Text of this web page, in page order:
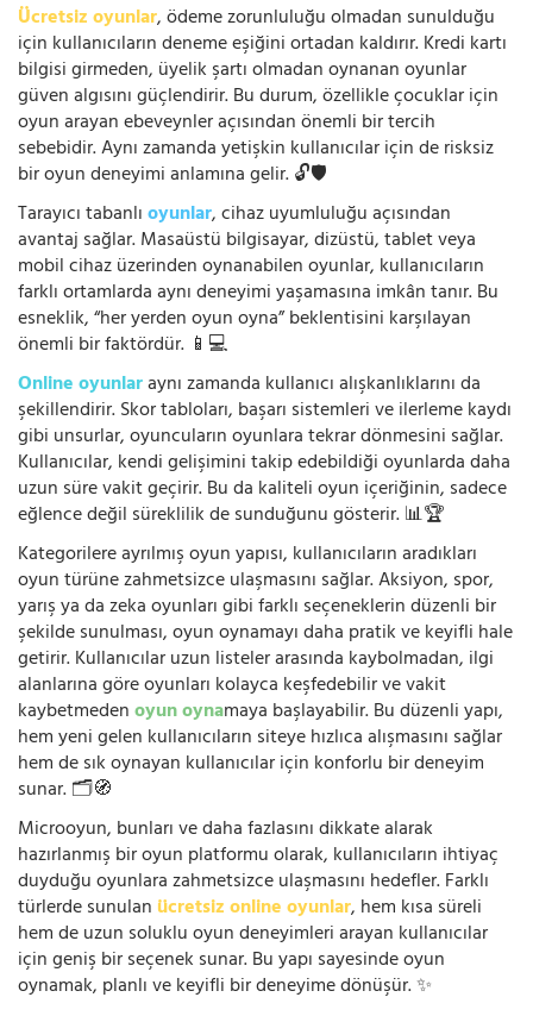
Ücretsiz oyunlar, ödeme zorunluluğu olmadan sunulduğu
için kullanıcıların deneme eşiğini ortadan kaldırır. Kredi kartı
bilgisi girmeden, üyelik şartı olmadan oynanan oyunlar
güven algısını güçlendirir. Bu durum, özellikle çocuklar için
oyun arayan ebeveynler açısından önemli bir tercih
sebebidir. Aynı zamanda yetişkin kullanıcılar için de risksiz
bir oyun deneyimi anlamına gelir. 🔓🛡️
Tarayıcı tabanlıoyunlar, cihaz uyumluluğu açısından
avantaj sağlar. Masaüstü bilgisayar, dizüstü, tablet veya
mobil cihaz üzerinden oynanabilen oyunlar, kullanıcıların
farklı ortamlarda aynı deneyimi yaşamasına imkân tanır. Bu
esneklik, “her yerden oyun oyna” beklentisini karşılayan
önemli bir faktördür. 📱💻
Online oyunlaraynı zamanda kullanıcı alışkanlıklarını da
şekillendirir. Skor tabloları, başarı sistemleri ve ilerleme kaydı
gibi unsurlar, oyuncuların oyunlara tekrar dönmesini sağlar.
Kullanıcılar, kendi gelişimini takip edebildiği oyunlarda daha
uzun süre vakit geçirir. Bu da kaliteli oyun içeriğinin, sadece
eğlence değil süreklilik de sunduğunu gösterir. 📊🏆
Kategorilere ayrılmış oyun yapısı, kullanıcıların aradıkları
oyun türüne zahmetsizce ulaşmasını sağlar. Aksiyon, spor,
yarış ya da zeka oyunları gibi farklı seçeneklerin düzenli bir
şekilde sunulması, oyun oynamayı daha pratik ve keyifli hale
getirir. Kullanıcılar uzun listeler arasında kaybolmadan, ilgi
alanlarına göre oyunları kolayca keşfedebilir ve vakit
kaybetmedenoyun oynamaya başlayabilir. Bu düzenli yapı,
hem yeni gelen kullanıcıların siteye hızlıca alışmasını sağlar
hem de sık oynayan kullanıcılar için konforlu bir deneyim
sunar. 🗂️🧭
Microoyun, bunları ve daha fazlasını dikkate alarak
hazırlanmış bir oyun platformu olarak, kullanıcıların ihtiyaç
duyduğu oyunlara zahmetsizce ulaşmasını hedefler. Farklı
türlerde sunulan ücretsiz online oyunlar, hem kısa süreli
hem de uzun soluklu oyun deneyimleri arayan kullanıcılar
için geniş bir seçenek sunar. Bu yapı sayesinde oyun
oynamak, planlı ve keyifli bir deneyime dönüşür. ✨